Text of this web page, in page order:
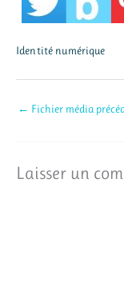
Identité numérique
← Fichier média
Laisser un